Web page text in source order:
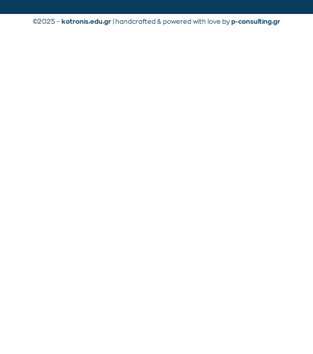
©2025 – kotronis.edu.gr | handcrafted & powered with love by p-consulting.gr